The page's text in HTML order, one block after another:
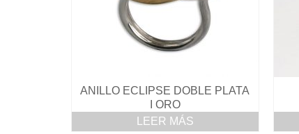
ANILLO ECLIPSE DOBLE PLATA
I ORO
LEER MÁS